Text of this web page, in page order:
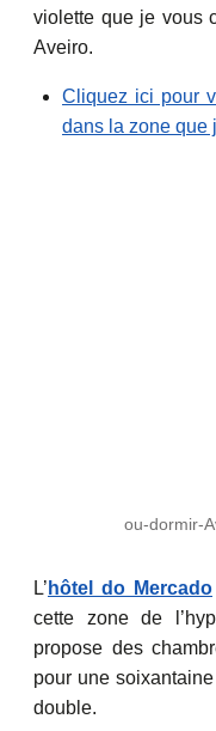
violette que je vous
Aveiro.
Cliquez ici pour
dans la zone que
ou-dormir-
L’ hôtel do Mercado
cette zone de
propose des
pour une
double.